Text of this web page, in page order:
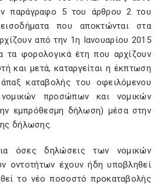
παράγραφο 5 του άρθρου 2 του
που αποκτώνται στα
από την 1η Ιανουαρίου 2015
τα φορολογικά έτη που αρχίζουν
και μετά, καταργείται η έκπτωση
καταβολής του οφειλόμενου
προσώπων και νομικών
εμπρόθεσμη δήλωση) μέσα στην
δήλωσης.
όσες δηλώσεις των νομικών
οντοτήτων έχουν ήδη υποβληθεί
το νέο ποσοστό προκαταβολής